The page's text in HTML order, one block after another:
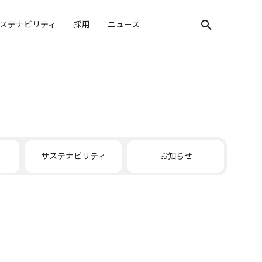
テナビリティ 採用 ニュース
検索キーワード
サステナビリティ お知らせ